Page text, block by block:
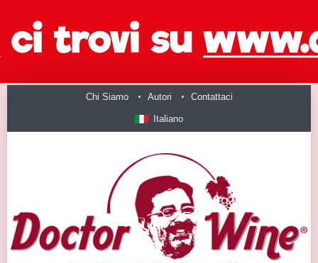
Chi Siamo Autori Contattaci
Italiano